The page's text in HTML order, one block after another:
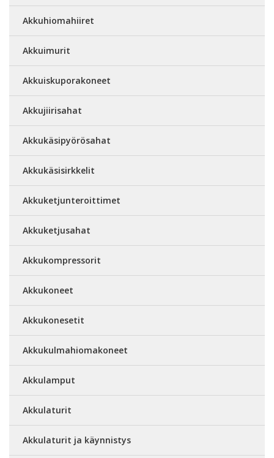
Akkuhiomahiiret
Akkuimurit
Akkuiskuporakoneet
Akkujiirisahat
Akkukäsipyörösahat
Akkukäsisirkkelit
Akkuketjunteroittimet
Akkuketjusahat
Akkukompressorit
Akkukoneet
Akkukonesetit
Akkukulmahiomakoneet
Akkulamput
Akkulaturit
Akkulaturit ja käynnistys